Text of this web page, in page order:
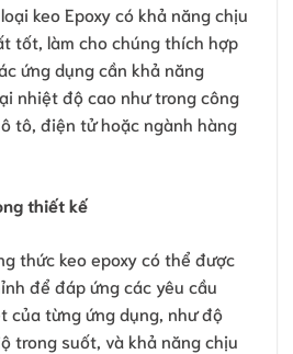
keo Epoxy có khả năng chịu
tốt, làm cho chúng thích hợp
ứng dụng cần khả năng
nhiệt độ cao như trong công
tô, điện tử hoặc ngành hàng
thiết kế
thức keo epoxy có thể được
để đáp ứng các yêu cầu
của từng ứng dụng, như độ
trong suốt, và khả năng chịu